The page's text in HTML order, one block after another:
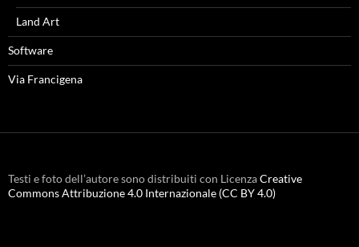
Land Art
Software
Via Francigena
Testi e foto dell’autore sono distribuiti con LicenzaCreative
Commons Attribuzione 4.0 Internazionale (CC BY 4.0)